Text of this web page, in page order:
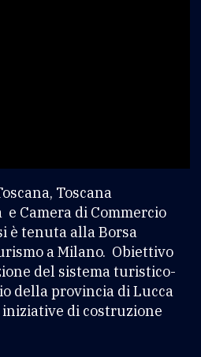
Toscana
Camera di Commercio
è tenuta alla Borsa
a Milano. Obiettivo
del sistema turistico-
della provincia di Lucca
iniziative di costruzione